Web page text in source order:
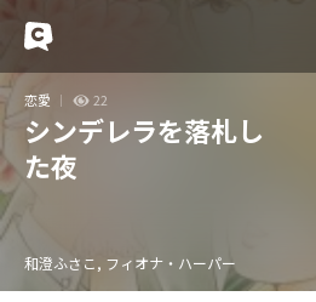
恋愛 22
シンデレラを落札し
た夜
和澄ふさこ, フィオナ・ハーパー